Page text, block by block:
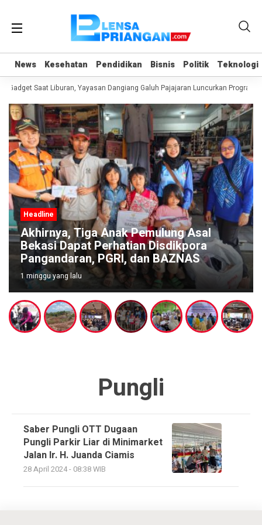
News Kesehatan Pendidikan Bisnis Politik Teknologi
News Kesehatan Pendidikan Bisnis Politik Teknologi
Gadget Saat Liburan, Yayasan Dangiang Galuh Pajajaran Luncurkan Program
Headline
Akhirnya, Tiga Anak Pemulung Asal
Bekasi Dapat Perhatian Disdikpora
Pangandaran, PGRI, dan BAZNAS
1 minggu yang lalu
Pungli
Saber Pungli OTT Dugaan
Pungli Parkir Liar di Minimarket
Jalan Ir. H. Juanda Ciamis
28 April 2024 - 08:38 WIB